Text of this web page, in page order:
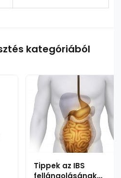
kategóriából
Tippek az IBS
fellángolásának